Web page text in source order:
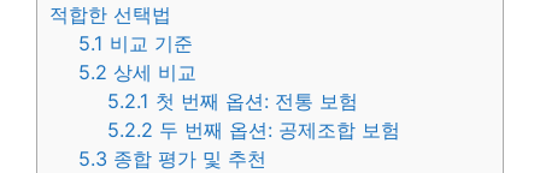
적합한 선택법
5.1 비교 기준
5.2 상세 비교
5.2.1 첫 번째 옵션: 전통 보험
5.2.2 두 번째 옵션: 공제조합 보험
5.3 종합 평가 및 추천